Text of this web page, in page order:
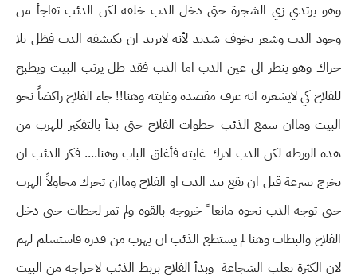
وهو يرتدي زي الشجرة حتى دخل الدب خلفه لكن الذئب تفاجأ من
وجود الدب وشعر بخوف شديد لأنه لايريد ان يكتشفه الدب فظل بلا
حراك وهو ينظر الى عين الدب اما الدب فقد ظل يرتب البيت ويطبخ
للفلاح كي لايشعره انه عرف مقصده وغايته وهنا!! جاء الفلاح راكضاً نحو
البيت وماان سمع الذئب خطوات الفلاح حتى بدأ بالتفكير للهرب من
هذه الورطة لكن الدب ادرك غايته فأغلق الباب وهنا.... فكر الذئب ان
يخرج بسرعة قبل ان يقع بيد الدب او الفلاح وماان تحرك محاولاً الهرب
حتى توجه الدب نحوه مانعا ً خروجه بالقوة ولم تمر لحظات حتى دخل
الفلاح والبطات وهنا لم يستطع الذئب ان يهرب من قدره فاستسلم لهم
لان الكثرة تغلب الشجاعة وبدأ الفلاح بربط الذئب لاخراجه من البيت